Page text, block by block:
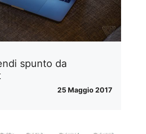
spunto da
25 Maggio 2017